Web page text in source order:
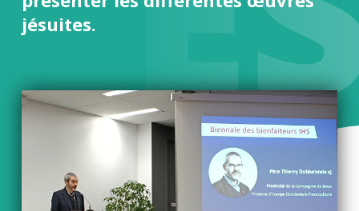
jésuites.